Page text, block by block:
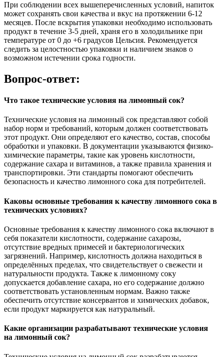
При соблюдении всех вышеперечисленных условий, напиток
может сохранять свои качества и вкус на протяжении 6-12
месяцев. После вскрытия упаковки необходимо использовать
продукт в течение 3-5 дней, храня его в холодильнике при
температуре от 0 до +6 градусов Цельсия. Рекомендуется
следить за целостностью упаковки и наличием знаков о
возможном истечении срока годности.
Вопрос-ответ:
Что такое технические условия на лимонный сок?
Технические условия на лимонный сок представляют собой
набор норм и требований, которым должен соответствовать
этот продукт. Они определяют его качество, состав, способы
обработки и упаковки. В документации указываются физико-
химические параметры, такие как уровень кислотности,
содержание сахара и витаминов, а также правила хранения и
транспортировки. Эти стандарты помогают обеспечить
безопасность и качество лимонного сока для потребителей.
Каковы основные требования к качеству лимонного сока в
технических условиях?
Основные требования к качеству лимонного сока включают в
себя показатели кислотности, содержание сахарозы,
отсутствие вредных примесей и бактериологических
загрязнений. Например, кислотность должна находиться в
определённых пределах, что свидетельствует о свежести и
натуральности продукта. Также к лимонному соку
допускается добавление сахара, но его содержание должно
соответствовать установленным нормам. Важно также
обеспечить отсутствие консервантов и химических добавок,
если продукт маркируется как натуральный.
Какие организации разрабатывают технические условия
на лимонный сок?